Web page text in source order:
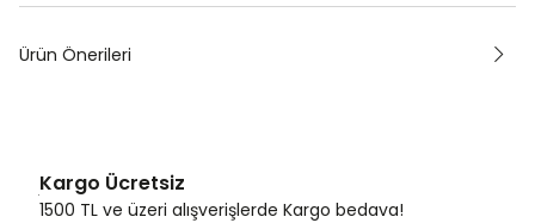
Ürün Önerileri
Kargo Ücretsiz
1500 TL ve üzeri alışverişlerde Kargo bedava!